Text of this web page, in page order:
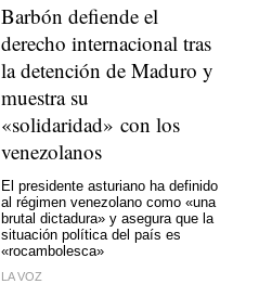
Barbón defiende el
derecho internacional tras
la detención de Maduro y
muestra su
«solidaridad» con los
venezolanos
El presidente asturiano ha definido
al régimen venezolano como «una
brutal dictadura» y asegura que la
situación política del país es
«rocambolesca»
LA VOZ